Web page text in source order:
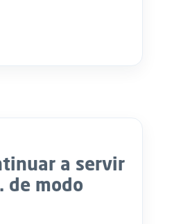
a servir
de modo